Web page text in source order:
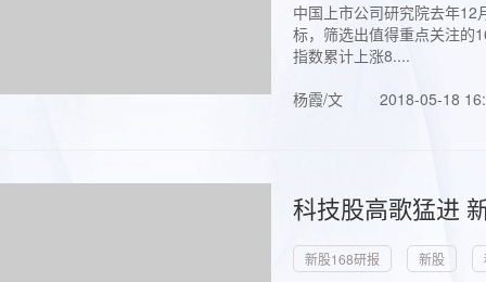
中国上市公司研究院去年
标，筛选出值得重点关注的
指数累计上涨8....
杨霞/文
2018-05-18
科技股高歌猛进
新股168研报 新股